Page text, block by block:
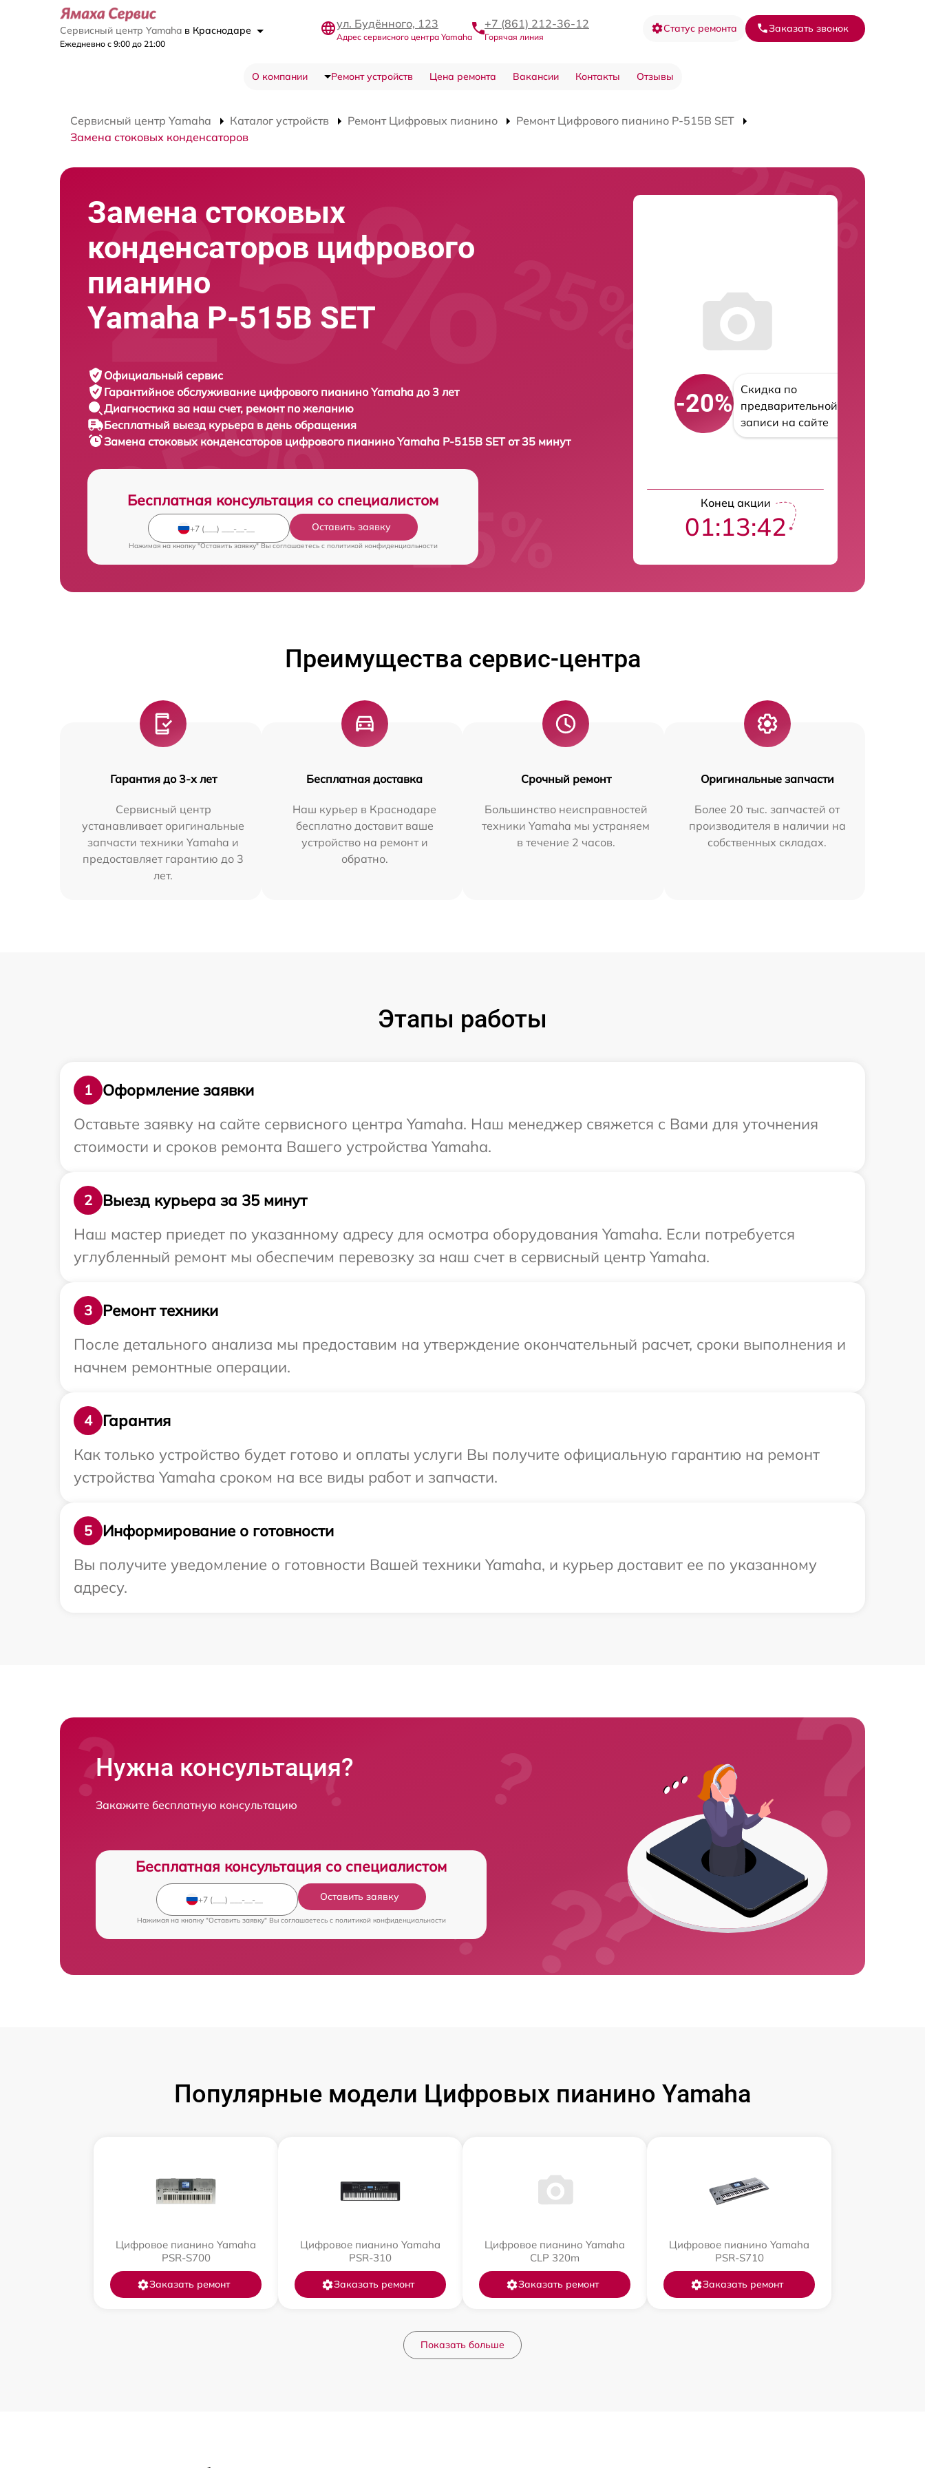
Сервисный центр Yamaha в Краснодаре
Ежедневно с 9:00 до 21:00
ул. Будённого, 123
Адрес сервисного центра Yamaha
+7 (861) 212-36-12
Горячая линия
Статус ремонта Заказать звонок
О компании Ремонт устройств Цена ремонта Вакансии Контакты Отзывы
Сервисный центр Yamaha Каталог устройств Ремонт Цифровых пианино
Ремонт Цифрового пианино P-515B SET
Замена стоковых конденсаторов
Замена стоковых
конденсаторов цифрового
пианино
Yamaha P-515B SET
Официальный сервис
Гарантийное обслуживание цифрового пианино Yamaha до 3 лет
Диагностика за наш счет, ремонт по желанию
Бесплатный выезд курьера в день обращения
Замена стоковых конденсаторов цифрового пианиноYamaha P-515B SET от 35 минут
Бесплатная консультация со специалистом
Оставить заявку
Нажимая на кнопку "Оставить заявку" Вы соглашаетесь c политикой конфиденциальности
-20%
Скидка по
предварительной
записи на сайте
Конец акции
01:13:41
Преимущества сервис-центра
Гарантия до 3-х лет
Сервисный центр
устанавливает оригинальные
запчасти техники Yamaha и
предоставляет гарантию до 3
лет.
Бесплатная доставка
Наш курьер в Краснодаре
бесплатно доставит ваше
устройство на ремонт и
обратно.
Срочный ремонт
Большинство неисправностей
техники Yamaha мы устраняем
в течение 2 часов.
Оригинальные запчасти
Более 20 тыс. запчастей от
производителя в наличии на
собственных складах.
Этапы работы
1
Оформление заявки
Оставьте заявку на сайте сервисного центра Yamaha. Наш менеджер свяжется с Вами для уточнения
стоимости и сроков ремонта Вашего устройства Yamaha.
2
Выезд курьера за 35 минут
Наш мастер приедет по указанному адресу для осмотра оборудования Yamaha. Если потребуется
углубленный ремонт мы обеспечим перевозку за наш счет в сервисный центр Yamaha.
3
Ремонт техники
После детального анализа мы предоставим на утверждение окончательный расчет, сроки выполнения и
начнем ремонтные операции.
4
Гарантия
Как только устройство будет готово и оплаты услуги Вы получите официальную гарантию на ремонт
устройства Yamaha сроком на все виды работ и запчасти.
5
Информирование о готовности
Вы получите уведомление о готовности Вашей техники Yamaha, и курьер доставит ее по указанному
адресу.
Нужна консультация?
Закажите бесплатную консультацию
Бесплатная консультация со специалистом
Оставить заявку
Нажимая на кнопку "Оставить заявку" Вы соглашаетесь c политикой конфиденциальности
Популярные модели Цифровых пианино Yamaha
Цифровое пианино Yamaha
PSR-S700
Заказать ремонт
Цифровое пианино Yamaha
PSR-310
Заказать ремонт
Цифровое пианино Yamaha
CLP 320m
Заказать ремонт
Цифровое пианино Yamaha
PSR-S710
Заказать ремонт
Показать больше